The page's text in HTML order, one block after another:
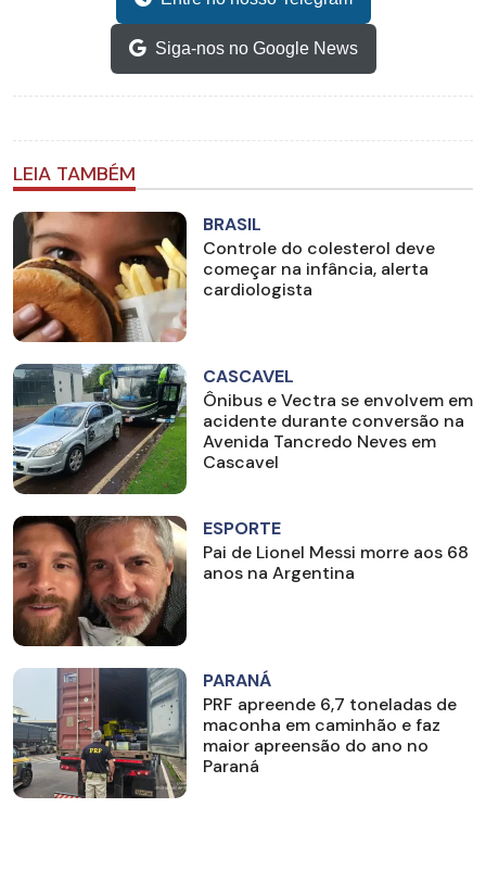
Siga-nos no Google News
LEIA TAMBÉM
BRASIL
Controle do colesterol deve
começar na infância, alerta
cardiologista
CASCAVEL
Ônibus e Vectra se envolvem em
acidente durante conversão na
Avenida Tancredo Neves em
Cascavel
ESPORTE
Pai de Lionel Messi morre aos 68
anos na Argentina
PARANÁ
PRF apreende 6,7 toneladas de
maconha em caminhão e faz
maior apreensão do ano no
Paraná